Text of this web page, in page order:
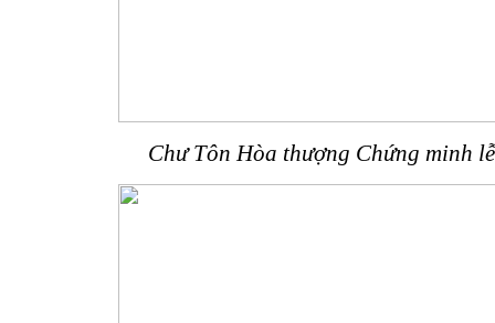
Chư Tôn Hòa thượng Chứng minh